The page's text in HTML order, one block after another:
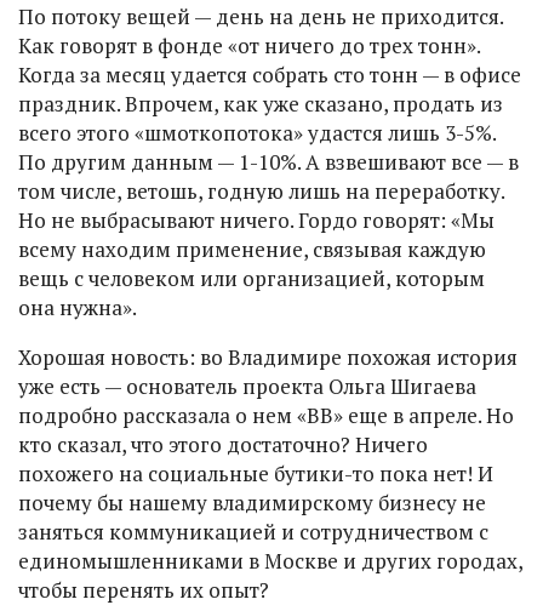
По потоку вещей — день на день не приходится.
Как говорят в фонде «от ничего до трех тонн».
Когда за месяц удается собрать сто тонн — в офисе
праздник. Впрочем, как уже сказано, продать из
всего этого «шмоткопотока» удастся лишь 3-5%.
По другим данным — 1-10%. А взвешивают все — в
том числе, ветошь, годную лишь на переработку.
Но не выбрасывают ничего. Гордо говорят: «Мы
всему находим применение, связывая каждую
вещь с человеком или организацией, которым
она нужна».
Хорошая новость: во Владимире похожая история
уже есть — основатель проекта Ольга Шигаева
подробно рассказала о нем «ВВ» еще в апреле. Но
кто сказал, что этого достаточно? Ничего
похожего на социальные бутики-то пока нет! И
почему бы нашему владимирскому бизнесу не
заняться коммуникацией и сотрудничеством с
единомышленниками в Москве и других городах,
чтобы перенять их опыт?